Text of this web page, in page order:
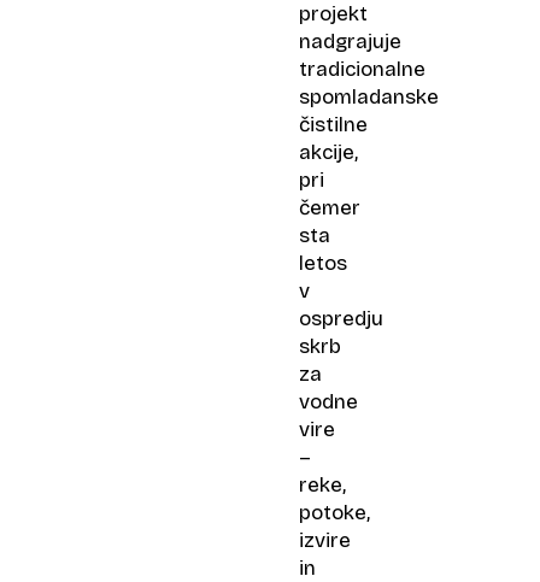
projekt
nadgrajuje
tradicionalne
spomladanske
čistilne
akcije,
pri
čemer
sta
letos
v
ospredju
skrb
za
vodne
vire
–
reke,
potoke,
izvire
in